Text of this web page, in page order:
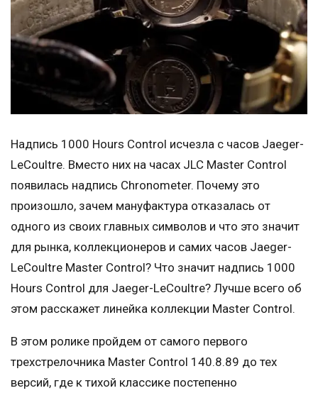
Надпись 1000 Hours Control исчезла с часов Jaeger-
LeCoultre. Вместо них на часах JLC Master Control
появилась надпись Chronometer. Почему это
произошло, зачем мануфактура отказалась от
одного из своих главных символов и что это значит
для рынка, коллекционеров и самих часов Jaeger-
LeCoultre Master Control? Что значит надпись 1000
Hours Control для Jaeger-LeCoultre? Лучше всего об
этом расскажет линейка коллекции Master Control.
В этом ролике пройдем от самого первого
трехстрелочника Master Control 140.8.89 до тех
версий, где к тихой классике постепенно